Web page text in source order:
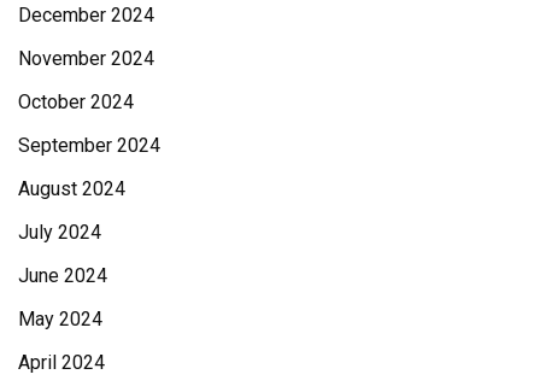
December 2024
November 2024
October 2024
September 2024
August 2024
July 2024
June 2024
May 2024
April 2024